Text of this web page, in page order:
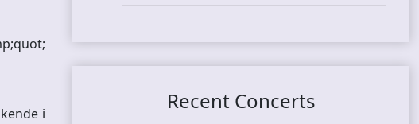
i
Recent Concerts